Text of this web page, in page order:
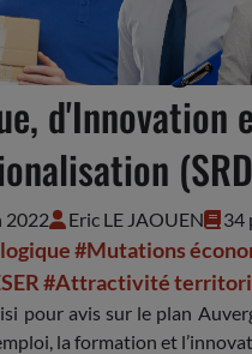
d'Innovation
2022 Eric LE JAOUEN 34
#Mutations
#Attractivité
pour avis sur le plan
la formation et